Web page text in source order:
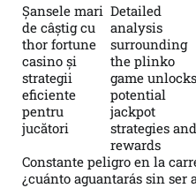
Șansele mari
de câștig cu
thor fortune
casino și
strategii
eficiente
pentru
jucători
Detailed
analysis
surrounding
the plinko
game unlocks
potential
jackpot
strategies and
rewards
Constante peligro en la
¿cuánto aguantarás sin ser